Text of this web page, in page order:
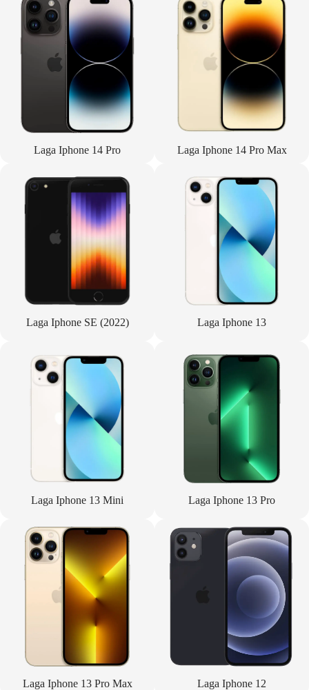
Laga Iphone 14 Pro Laga Iphone 14 Pro Max
Laga Iphone SE (2022) Laga Iphone 13
Laga Iphone 13 Mini Laga Iphone 13 Pro
Laga Iphone 13 Pro Max Laga Iphone 12